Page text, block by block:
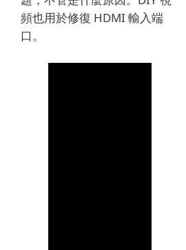
頻也用於修復 HDMI 輸入端
口。